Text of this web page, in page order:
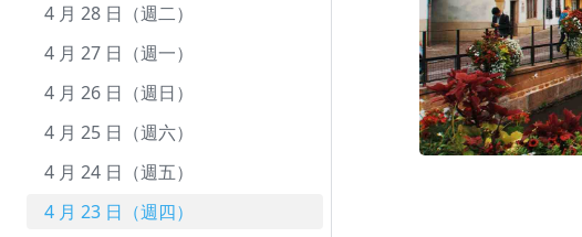
12 月 21 日（週一）
12 月 20 日（週日）
12 月 19 日（週六）
12 月 18 日（週五）
12 月 17 日（週四）
12 月 16 日（週三）
11 月 21 日（週六）
11 月 20 日（週五）
11 月 19 日（週四）
11 月 18 日（週三）
11 月 17 日（週二）
11 月 16 日（週一）
10 月 23 日（週五）
10 月 22 日（週四）
10 月 21 日（週三）
10 月 20 日（週二）
10 月 19 日（週一）
10 月 18 日（週日）
9 月 23 日（週三）
9 月 22 日（週二）
9 月 21 日（週一）
9 月 20 日（週日）
9 月 19 日（週六）
9 月 18 日（週五）
8 月 25 日（週二）
8 月 24 日（週一）
8 月 23 日（週日）
8 月 22 日（週六）
8 月 21 日（週五）
8 月 20 日（週四）
7 月 26 日（週日）
7 月 25 日（週六）
7 月 24 日（週五）
7 月 23 日（週四）
7 月 22 日（週三）
7 月 21 日（週二）
6 月 26 日（週五）
6 月 25 日（週四）
6 月 24 日（週三）
6 月 23 日（週二）
6 月 22 日（週一）
6 月 21 日（週日）
5 月 28 日（週四）
5 月 27 日（週三）
5 月 26 日（週二）
5 月 25 日（週一）
5 月 24 日（週日）
5 月 23 日（週六）
4 月 28 日（週二）
4 月 27 日（週一）
4 月 26 日（週日）
4 月 25 日（週六）
4 月 24 日（週五）
4 月 23 日（週四）